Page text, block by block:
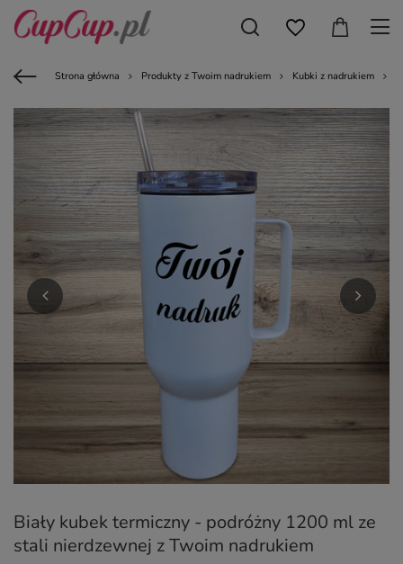
Strona główna Produkty z Twoim nadrukiem Kubki z nadrukiem
Biały kubek termiczny - podróżny 1200 ml ze
stali nierdzewnej z Twoim nadrukiem